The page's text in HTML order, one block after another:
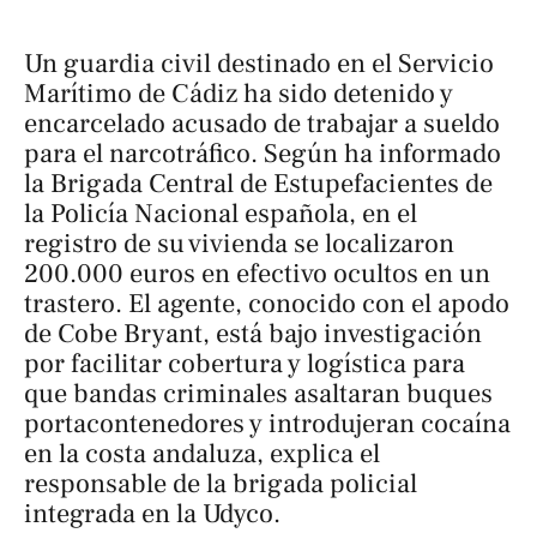
Un guardia civil destinado en el Servicio
Marítimo de Cádiz ha sido detenido y
encarcelado acusado de trabajar a sueldo
para el narcotráfico. Según ha informado
la Brigada Central de Estupefacientes de
la Policía Nacional española, en el
registro de su vivienda se localizaron
200.000 euros en efectivo ocultos en un
trastero. El agente, conocido con el apodo
de Cobe Bryant, está bajo investigación
por facilitar cobertura y logística para
que bandas criminales asaltaran buques
portacontenedores y introdujeran cocaína
en la costa andaluza, explica el
responsable de la brigada policial
integrada en la Udyco.